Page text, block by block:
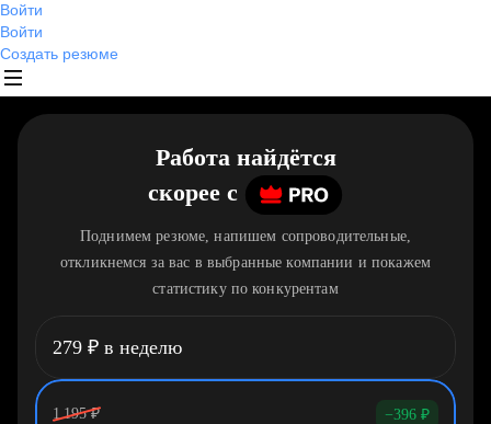
Войти
Войти
Создать резюме
Работа найдётся
скорее c
Поднимем резюме, напишем сопроводительные,
откликнемся за вас в выбранные компании и покажем
статистику по конкурентам
279 ₽ в неделю
1 195 ₽ −396 ₽